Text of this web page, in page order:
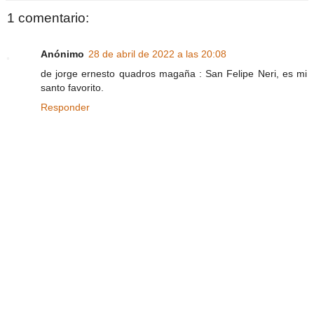
1 comentario:
Anónimo 28 de abril de 2022 a las 20:08
de jorge ernesto quadros magaña : San Felipe Neri, es mi
santo favorito.
Responder